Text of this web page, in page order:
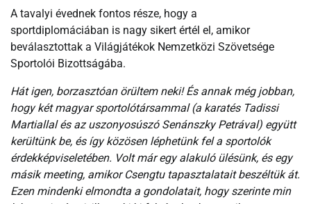
A tavalyi évednek fontos része, hogy a
sportdiplomáciában is nagy sikert értél el, amikor
beválasztottak a Világjátékok Nemzetközi Szövetsége
Sportolói Bizottságába.
Hát igen, borzasztóan örültem neki! És annak még jobban,
hogy két magyar sportolótársammal (a karatés Tadissi
Martiallal és az uszonyosúszó Senánszky Petrával) együtt
kerültünk be, és így közösen léphetünk fel a sportolók
érdekképviseletében. Volt már egy alakuló ülésünk, és egy
másik meeting, amikor Csengtu tapasztalatait beszéltük át.
Ezen mindenki elmondta a gondolatait, hogy szerinte min